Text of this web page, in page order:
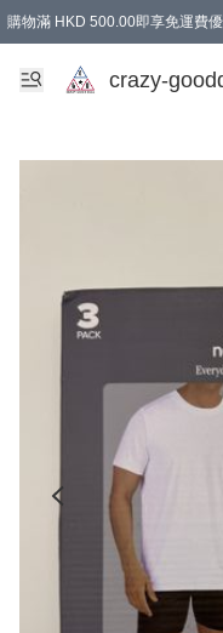
購物滿 HKD 500.00即享免運費
成為會員可享免費禮品
crazy-